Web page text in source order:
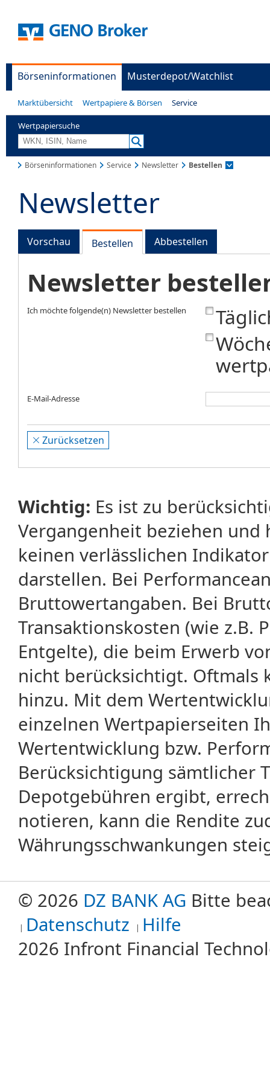
Börseninformationen Musterdepot/Watchlist
Marktübersicht Wertpapiere & Börsen Service
Wertpapiersuche
Börseninformationen Service Newsletter Bestellen
Newsletter
Vorschau Bestellen Abbestellen
Newsletter
Ich möchte folgende(n) Newsletter bestellen
E-Mail-Adresse
Zurücksetzen
Wichtig: Es ist zu
Vergangenheit beziehen
keinen verlässlichen
darstellen. Bei
Bruttowertangaben. Bei
Transaktionskosten (wie z.B.
Entgelte), die beim Erwerb
nicht berücksichtigt. Oftmals
hinzu. Mit dem
einzelnen Wertpapierseiten
Wertentwicklung bzw.
Berücksichtigung sämtlicher
Depotgebühren ergibt,
notieren, kann die Rendite
Währungsschwankungen
© 2026 DZ BANK AG Bitte
Datenschutz Hilfe
2026 Infront Financial